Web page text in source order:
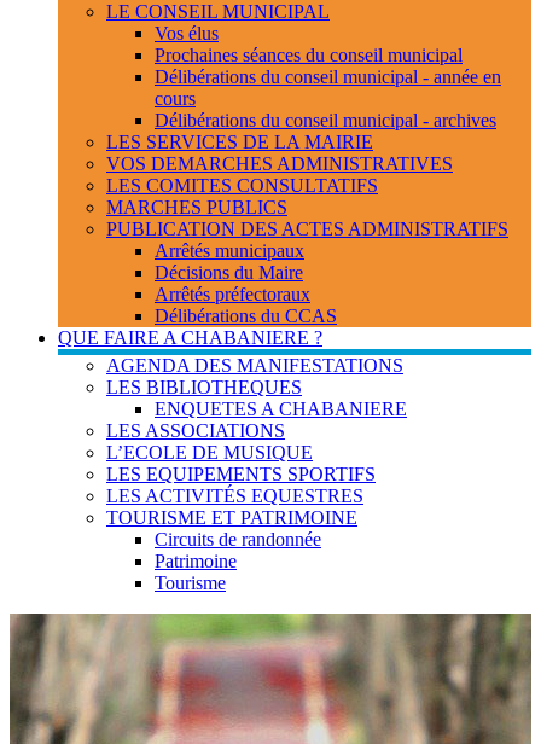
LE CONSEIL MUNICIPAL
Vos élus
Prochaines séances du conseil municipal
Délibérations du conseil municipal - année en
cours
Délibérations du conseil municipal - archives
LES SERVICES DE LA MAIRIE
VOS DEMARCHES ADMINISTRATIVES
LES COMITES CONSULTATIFS
MARCHES PUBLICS
PUBLICATION DES ACTES ADMINISTRATIFS
Arrêtés municipaux
Décisions du Maire
Arrêtés préfectoraux
Délibérations du CCAS
QUE FAIRE A CHABANIERE ?
AGENDA DES MANIFESTATIONS
LES BIBLIOTHEQUES
ENQUETES A CHABANIERE
LES ASSOCIATIONS
L’ECOLE DE MUSIQUE
LES EQUIPEMENTS SPORTIFS
LES ACTIVITÉS EQUESTRES
TOURISME ET PATRIMOINE
Circuits de randonnée
Patrimoine
Tourisme